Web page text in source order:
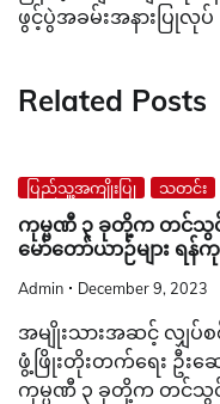
ဖွင့်ပွဲအခမ်းအနားပြုလုပ်
Related Posts
ပြည်သူ့အကျိုးပြု သတင်း
ကုမ္ပဏီ ၃ ခုတို့က တင်သွ
မော်တော်ယာဉ်များ ရ
Admin December 9, 2023
အမျိုးသားအဆင့် လျှပ်စ
ဖွံ့ဖြိုးတိုးတက်ရေး ဦးဆ
ကုမ္ပဏီ ၃ ခုတို့က တင်သွ